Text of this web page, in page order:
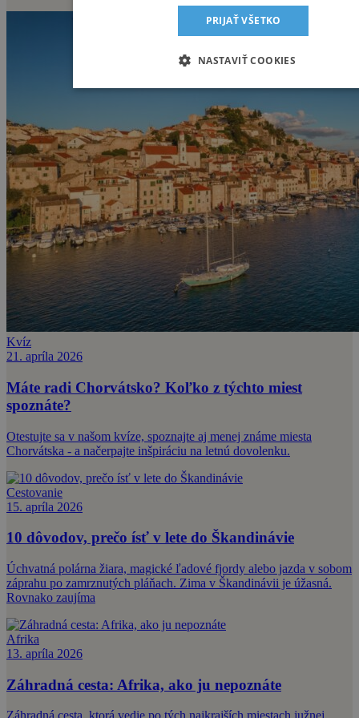
Kvíz
21. apríla 2026
Máte radi Chorvátsko? Koľko z týchto miest
spoznáte?
Otestujte sa v našom kvíze, spoznajte aj menej známe miesta
Chorvátska - a načerpajte inšpiráciu na letnú dovolenku.
Cestovanie
15. apríla 2026
10 dôvodov, prečo ísť v lete do Škandinávie
Úchvatná polárna žiara, magické ľadové fjordy alebo jazda v sobom
záprahu po zamrznutých pláňach. Zima v Škandinávii je úžasná.
Rovnako zaujíma
Afrika
13. apríla 2026
Záhradná cesta: Afrika, ako ju nepoznáte
PRIJAŤ VŠETKO
NASTAVIŤ COOKIES